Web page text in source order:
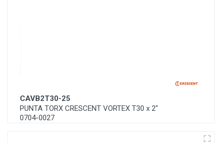
CAVB2T30-25
PUNTA TORX CRESCENT VORTEX T30 x 2"
0704-0027